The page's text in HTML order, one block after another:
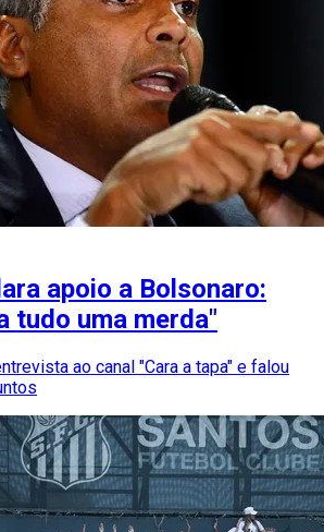
apoio a Bolsonaro:
tudo uma merda"
ao canal "Cara a tapa" e falou